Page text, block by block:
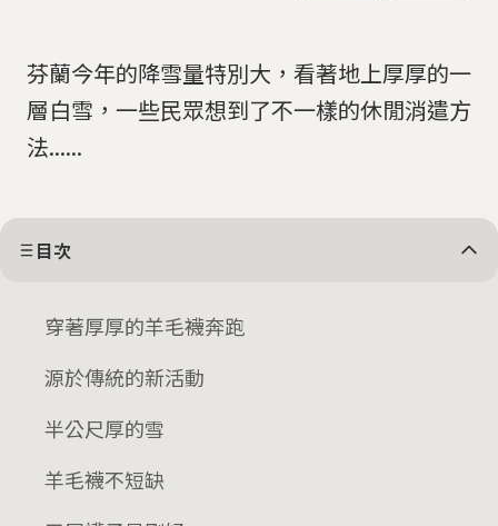
芬蘭今年的降雪量特別大，看著地上厚厚的一
層白雪，一些民眾想到了不一樣的休閒消遣方
法......
目次
穿著厚厚的羊毛襪奔跑
源於傳統的新活動
半公尺厚的雪
羊毛襪不短缺